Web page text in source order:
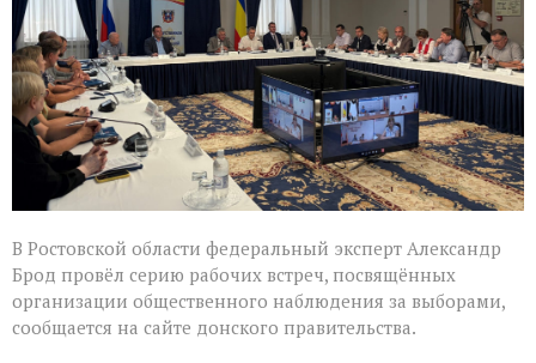
Ростовской
области
В Ростовской области федеральный эксперт Александр
Брод провёл серию рабочих встреч, посвящённых
организации общественного наблюдения за выборами,
сообщается на сайте донского правительства.